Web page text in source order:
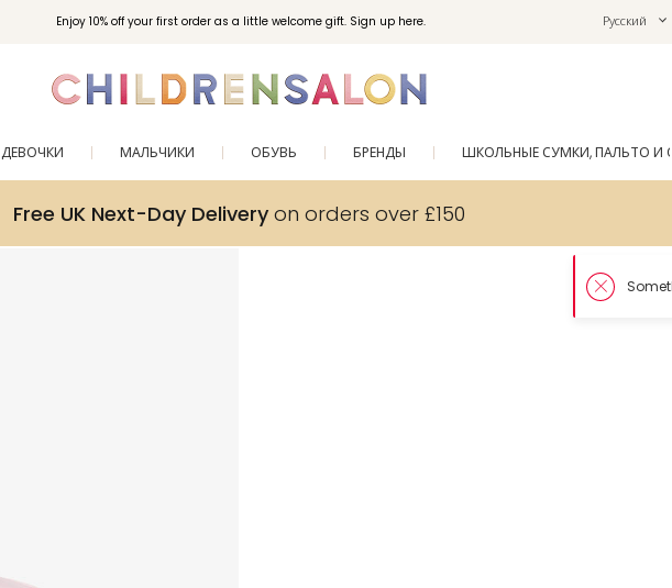
Enjoy 10% off your first order as a little welcome gift. Sign up here. Русский
ДЕВОЧКИ МАЛЬЧИКИ ОБУВЬ БРЕНДЫ ШКОЛЬНЫЕ СУМКИ, ПАЛЬТО И
Free UK Next-Day Deliveryon orders over £150